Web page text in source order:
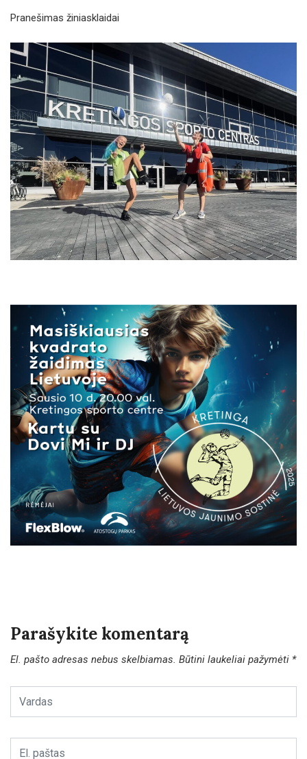
Pranešimas žiniasklaidai
Parašykite komentarą
El. pašto adresas nebus skelbiamas. Būtini laukeliai pažymėti *